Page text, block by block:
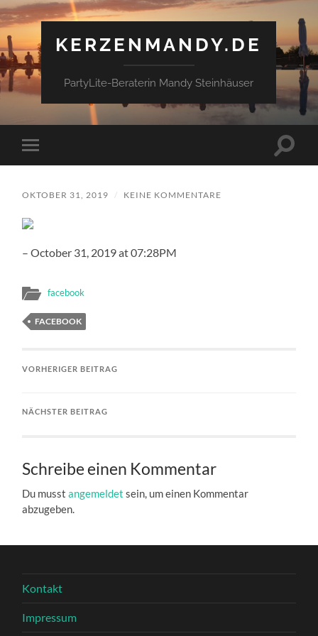
KERZENMANDY.DE
PartyLite-Beraterin Mandy Steinhäuser
Mobile-
Menü
OKTOBER 31, 2019 / KEINE KOMMENTARE
– October 31, 2019 at 07:28PM
facebook
FACEBOOK
VORHERIGER BEITRAG
NÄCHSTER BEITRAG
Schreibe einen Kommentar
Du musstangemeldet sein, um einen Kommentar
abzugeben.
Kontakt
Impressum